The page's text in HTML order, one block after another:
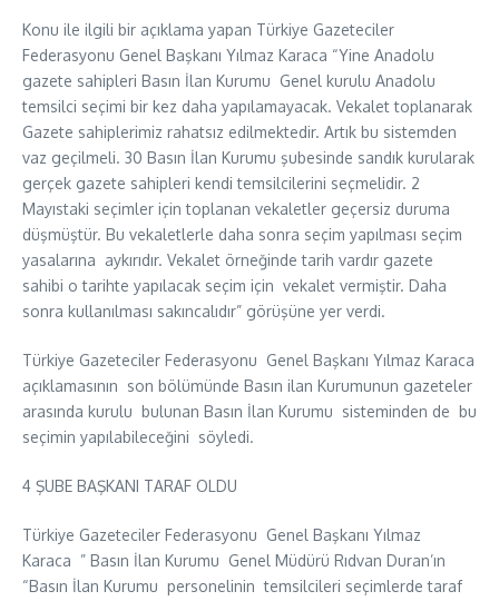
Konu ile ilgili bir açıklama yapan Türkiye Gazeteciler
Federasyonu Genel Başkanı Yılmaz Karaca “Yine Anadolu
gazete sahipleri Basın İlan Kurumu Genel kurulu Anadolu
temsilci seçimi bir kez daha yapılamayacak. Vekalet toplanarak
Gazete sahiplerimiz rahatsız edilmektedir. Artık bu sistemden
vaz geçilmeli. 30 Basın İlan Kurumu şubesinde sandık kurularak
gerçek gazete sahipleri kendi temsilcilerini seçmelidir. 2
Mayıstaki seçimler için toplanan vekaletler geçersiz duruma
düşmüştür. Bu vekaletlerle daha sonra seçim yapılması seçim
yasalarına aykırıdır. Vekalet örneğinde tarih vardır gazete
sahibi o tarihte yapılacak seçim için vekalet vermiştir. Daha
sonra kullanılması sakıncalıdır” görüşüne yer verdi.
Türkiye Gazeteciler Federasyonu Genel Başkanı Yılmaz Karaca
açıklamasının son bölümünde Basın ilan Kurumunun gazeteler
arasında kurulu bulunan Basın İlan Kurumu sisteminden de bu
seçimin yapılabileceğini söyledi.
4 ŞUBE BAŞKANI TARAF OLDU
Türkiye Gazeteciler Federasyonu Genel Başkanı Yılmaz
Karaca ” Basın İlan Kurumu Genel Müdürü Rıdvan Duran’ın
“Basın İlan Kurumu personelinin temsilcileri seçimlerde taraf